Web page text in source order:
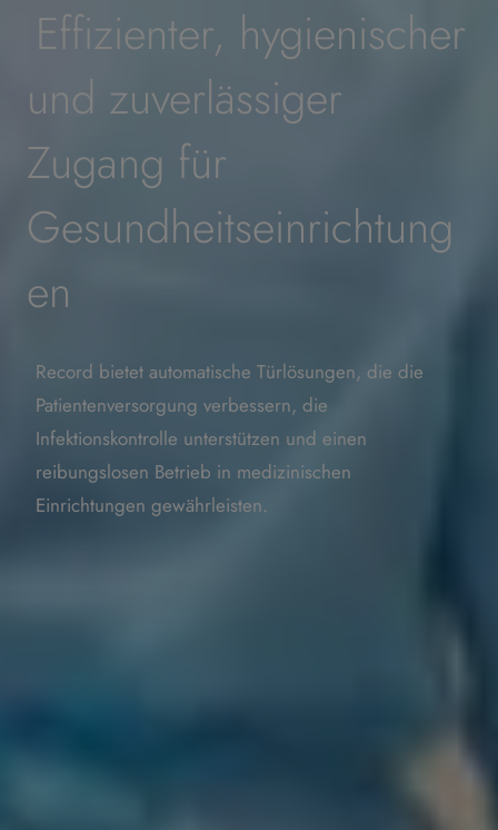
Effizienter, hygienischer
und zuverlässiger
Zugang für
Gesundheitseinrichtung
en
Record bietet automatische Türlösungen, die die
Patientenversorgung verbessern, die
Infektionskontrolle unterstützen und einen
reibungslosen Betrieb in medizinischen
Einrichtungen gewährleisten.